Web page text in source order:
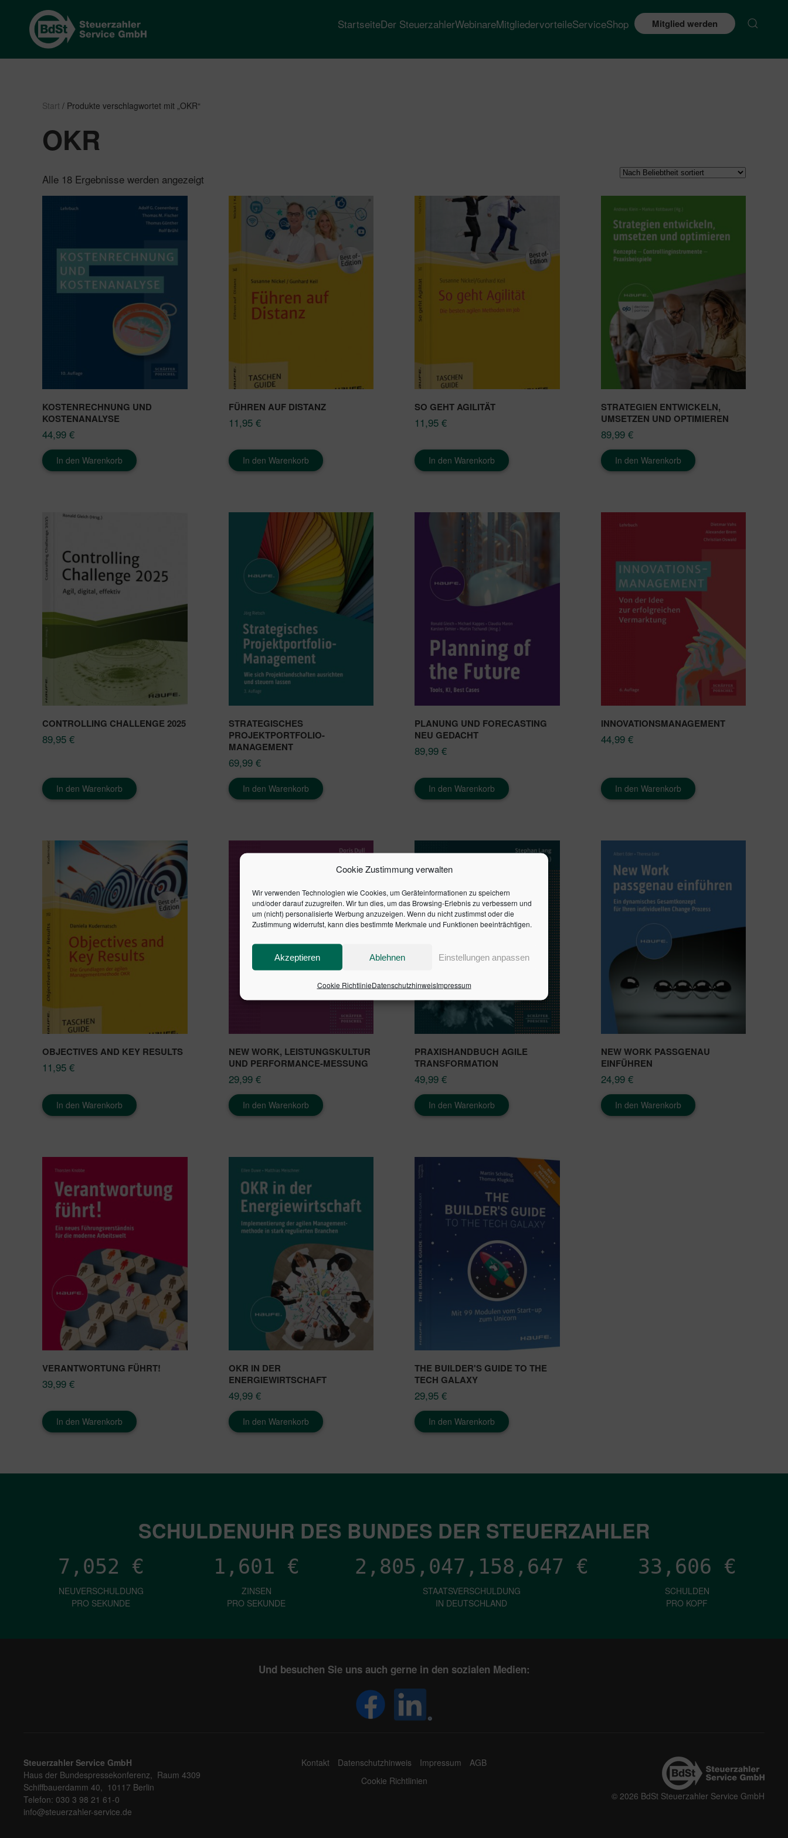
Cookie Zustimmung verwalten
Wir verwenden Technologien wie Cookies, um Geräteinformationen zu speichern
und/oder darauf zuzugreifen. Wir tun dies, um das Browsing-Erlebnis zu verbessern und
um (nicht) personalisierte Werbung anzuzeigen. Wenn du nicht zustimmst oder die
Zustimmung widerrufst, kann dies bestimmte Merkmale und Funktionen beeinträchtigen.
Akzeptieren Ablehnen Einstellungen anpassen
Cookie RichtlinieDatenschutzhinweisImpressum
StartseiteDer SteuerzahlerWebinareMitgliedervorteileServiceShop Mitglied werden
Start / Produkte verschlagwortet mit „OKR“
OKR
Alle 18 Ergebnisse werden angezeigt
sortiert
KOSTENRECHNUNG UND
KOSTENANALYSE
44,99 €
In den Warenkorb
FÜHREN AUF DISTANZ
11,95 €
In den Warenkorb
SO GEHT AGILITÄT
11,95 €
In den Warenkorb
STRATEGIEN ENTWICKELN,
UMSETZEN UND OPTIMIEREN
89,99 €
In den Warenkorb
CONTROLLING CHALLENGE 2025
89,95 €
In den Warenkorb
STRATEGISCHES
PROJEKTPORTFOLIO-
MANAGEMENT
69,99 €
In den Warenkorb
PLANUNG UND FORECASTING
NEU GEDACHT
89,99 €
In den Warenkorb
INNOVATIONSMANAGEMENT
44,99 €
In den Warenkorb
OBJECTIVES AND KEY RESULTS
11,95 €
In den Warenkorb
NEW WORK, LEISTUNGSKULTUR
UND PERFORMANCE-MESSUNG
29,99 €
In den Warenkorb
PRAXISHANDBUCH AGILE
TRANSFORMATION
49,99 €
In den Warenkorb
NEW WORK PASSGENAU
EINFÜHREN
24,99 €
In den Warenkorb
VERANTWORTUNG FÜHRT!
39,99 €
In den Warenkorb
OKR IN DER
ENERGIEWIRTSCHAFT
49,99 €
In den Warenkorb
THE BUILDER'S GUIDE TO THE
TECH GALAXY
29,95 €
In den Warenkorb
SCHULDENUHR DES BUNDES DER STEUERZAHLER
7,052 €
NEUVERSCHULDUNG
PRO SEKUNDE
1,601 €
ZINSEN
PRO SEKUNDE
2,805,047,164,148 €
STAATSVERSCHULDUNG
IN DEUTSCHLAND
33,606 €
SCHULDEN
PRO KOPF
Und besuchen Sie uns auch gerne in den sozialen Medien:
Steuerzahler Service GmbH
Haus der Bundespressekonferenz, Raum 4309
Schiffbauerdamm 40, 10117 Berlin
Telefon: 030 3 98 21 61-0
info@steuerzahler-service.de
Kontakt Datenschutzhinweis Impressum
AGB
Cookie Richtlinien
© 2026 BdSt Steuerzahler Service GmbH